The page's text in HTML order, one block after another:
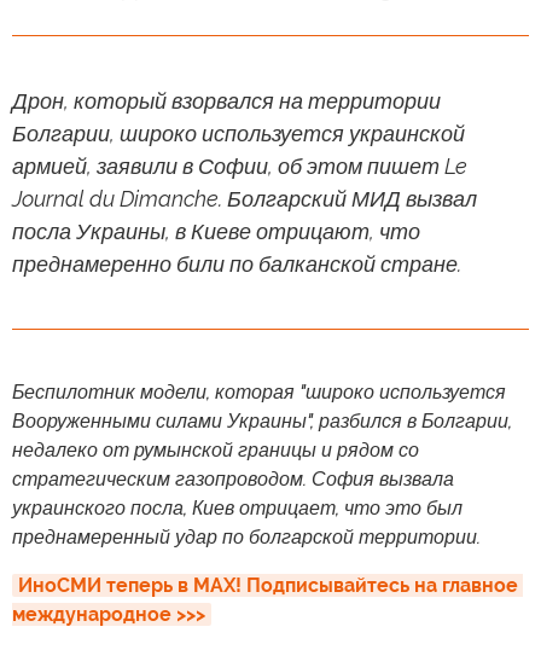
Дрон, который взорвался на территории
Болгарии, широко используется украинской
армией, заявили в Софии, об этом пишет Le
Journal du Dimanche. Болгарский МИД вызвал
посла Украины, в Киеве отрицают, что
преднамеренно били по балканской стране.
Беспилотник модели, которая "широко используется
Вооруженными силами Украины", разбился в Болгарии,
недалеко от румынской границы и рядом со
стратегическим газопроводом. София вызвала
украинского посла, Киев отрицает, что это был
преднамеренный удар по болгарской территории.
ИноСМИ теперь в MAX! Подписывайтесь на главное
международное >>>